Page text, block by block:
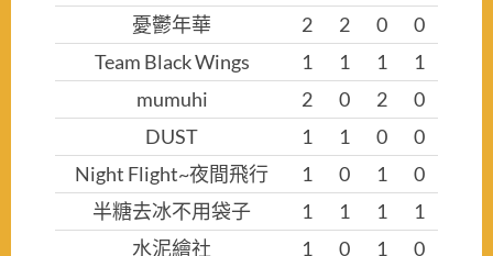
憂鬱年華
2 2 0
0
Team Black Wings
1 1 1
1
mumuhi
2 0 2
0
DUST
1 1 0
0
Night Flight~夜間飛行
1 0 1
0
半糖去冰不用袋子
1 1 1
1
水泥繪社
1 0 1
0